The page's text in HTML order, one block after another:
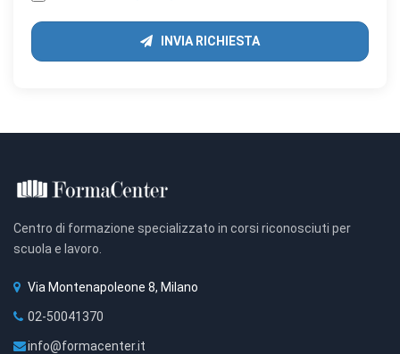
INVIA RICHIESTA
Centro di formazione specializzato in corsi riconosciuti per
scuola e lavoro.
Via Montenapoleone 8, Milano
02-50041370
info@formacenter.it